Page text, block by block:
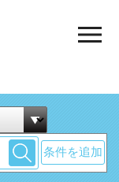
条件を追加